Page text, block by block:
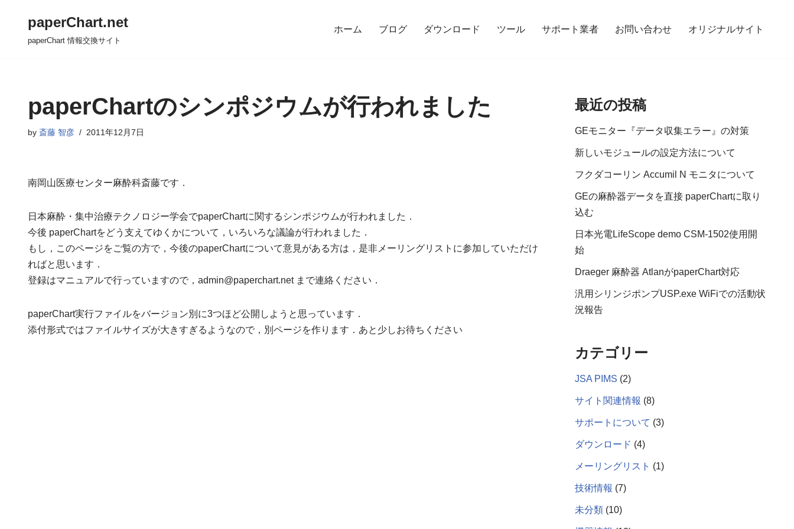
paperChart.net
paperChart 情報交換サイト
ホーム ブログ ダウンロード ツール サポート業者 お問い合わせ オリジナルサイト
paperChartのシンポジウムが行われました
by 斎藤 智彦 2011年12月7日
南岡山医療センター麻酔科斎藤です．
日本麻酔・集中治療テクノロジー学会でpaperChartに関するシンポジウムが行われました．
今後 paperChartをどう支えてゆくかについて，いろいろな議論が行われました．
もし，このページをご覧の方で，今後のpaperChartについて意見がある方は，是非メーリングリストに参加していただけ
ればと思います．
登録はマニュアルで行っていますので，admin@paperchart.net まで連絡ください．
paperChart実行ファイルをバージョン別に3つほど公開しようと思っています．
添付形式ではファイルサイズが大きすぎるようなので，別ページを作ります．あと少しお待ちください
最近の投稿
GEモニター『データ収集エラー』の対策
新しいモジュールの設定方法について
フクダコーリン Accumil N モニタについて
GEの麻酔器データを直接 paperChartに取り
込む
日本光電LifeScope demo CSM-1502使用開
始
Draeger 麻酔器 AtlanがpaperChart対応
汎用シリンジポンプUSP.exe WiFiでの活動状
況報告
カテゴリー
JSA PIMS (2)
サイト関連情報 (8)
サポートについて (3)
ダウンロード (4)
メーリングリスト (1)
技術情報 (7)
未分類 (10)